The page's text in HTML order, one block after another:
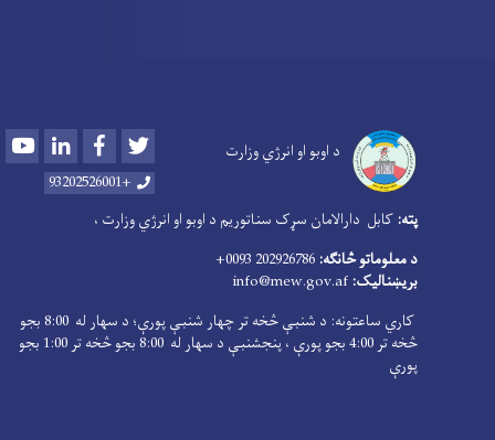
د اوبو او انرژي وزارت YoutubeLinkedInFacebook
+93202526001
پته: کابل دارالامان سړک سناتوریم د اوبو او انرژي وزارت ،
د معلوماتو څانګه: 202926786 0093+
بریښنالیک: info@mew.gov.af
کاري ساعتونه: د شنبې څخه تر چهار شنبې پورې؛ د سهار له 8:00 بجو
څخه تر 4:00 بجو پورې ، پنجشنبې د سهار له 8:00 بجو څخه تر 1:00 بجو
پورې